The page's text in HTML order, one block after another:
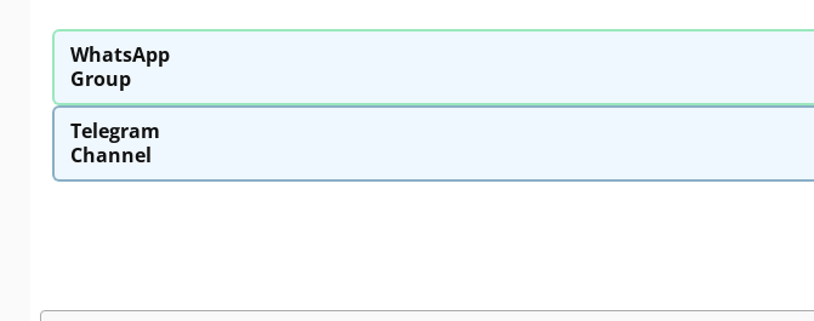
WhatsApp
Group
Telegram
Channel